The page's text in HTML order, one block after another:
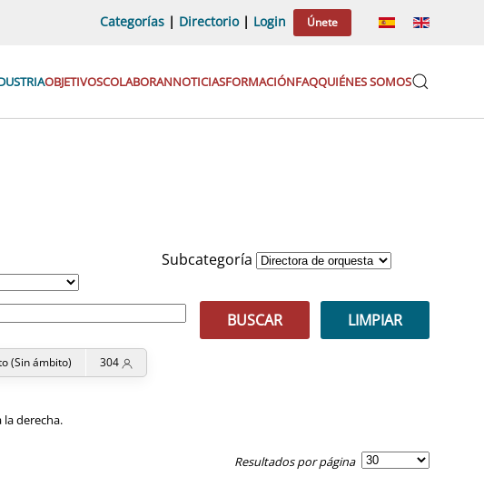
Categorías | Directorio| Login Únete
OBJETIVOSCOLABORANNOTICIASFORMACIÓNFAQQUIÉNES SOMOS
Subcategoría
BUSCAR LIMPIAR
(Sin ámbito) 304
derecha.
Resultados por página